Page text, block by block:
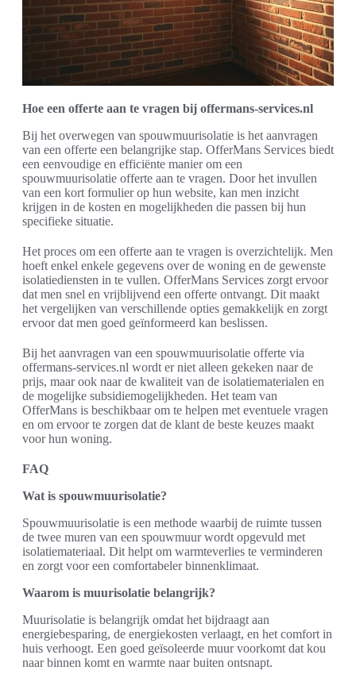
Hoe een offerte aan te vragen bij offermans-services.nl
Bij het overwegen van spouwmuurisolatie is het aanvragen
van een offerte een belangrijke stap. OfferMans Services biedt
een eenvoudige en efficiënte manier om een
spouwmuurisolatie offerte aan te vragen. Door het invullen
van een kort formulier op hun website, kan men inzicht
krijgen in de kosten en mogelijkheden die passen bij hun
specifieke situatie.
Het proces om een offerte aan te vragen is overzichtelijk. Men
hoeft enkel enkele gegevens over de woning en de gewenste
isolatiediensten in te vullen. OfferMans Services zorgt ervoor
dat men snel en vrijblijvend een offerte ontvangt. Dit maakt
het vergelijken van verschillende opties gemakkelijk en zorgt
ervoor dat men goed geïnformeerd kan beslissen.
Bij het aanvragen van een spouwmuurisolatie offerte via
offermans-services.nl wordt er niet alleen gekeken naar de
prijs, maar ook naar de kwaliteit van de isolatiematerialen en
de mogelijke subsidiemogelijkheden. Het team van
OfferMans is beschikbaar om te helpen met eventuele vragen
en om ervoor te zorgen dat de klant de beste keuzes maakt
voor hun woning.
FAQ
Wat is spouwmuurisolatie?
Spouwmuurisolatie is een methode waarbij de ruimte tussen
de twee muren van een spouwmuur wordt opgevuld met
isolatiemateriaal. Dit helpt om warmteverlies te verminderen
en zorgt voor een comfortabeler binnenklimaat.
Waarom is muurisolatie belangrijk?
Muurisolatie is belangrijk omdat het bijdraagt aan
energiebesparing, de energiekosten verlaagt, en het comfort in
huis verhoogt. Een goed geïsoleerde muur voorkomt dat kou
naar binnen komt en warmte naar buiten ontsnapt.